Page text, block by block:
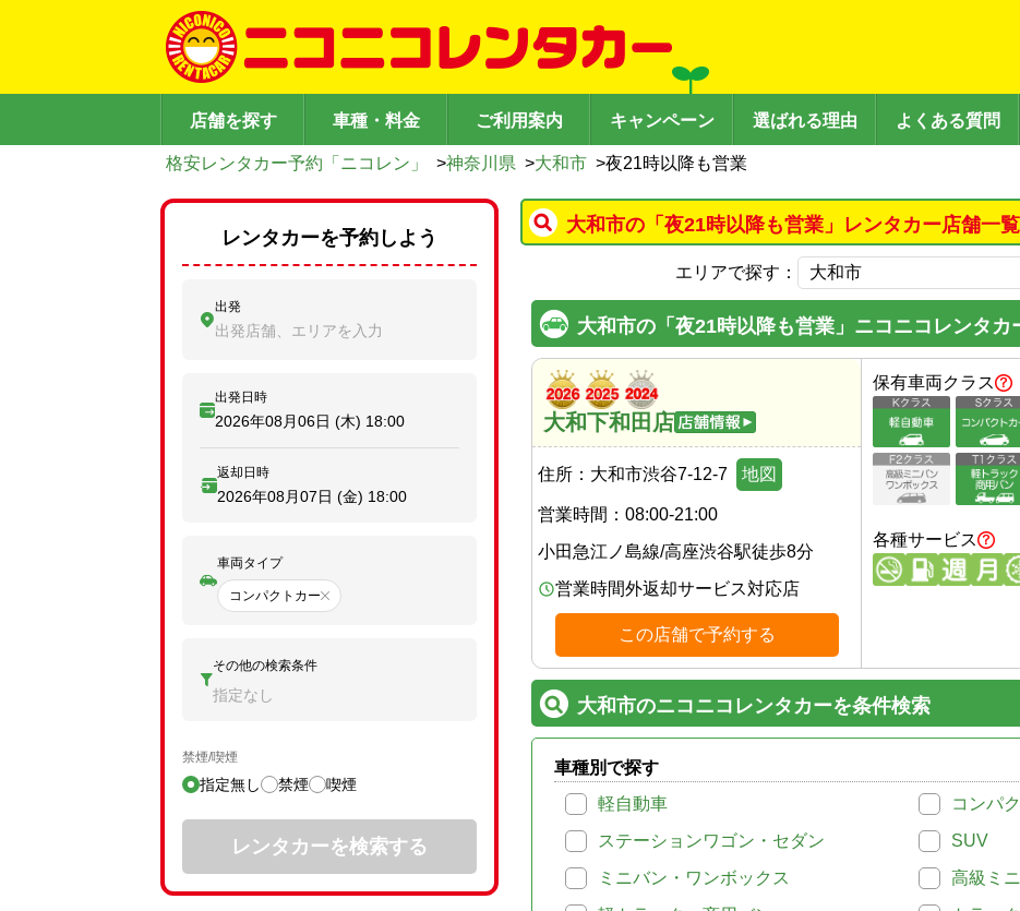
店舗を探す 車種・料金 ご利用案内 キャンペーン 選ばれる理由 よくある質問
格安レンタカー予約「ニコレン」 >神奈川県 >大和市 >夜21時以降も営業
大和市の「夜21時以降も営業」レンタカー店舗一覧
エリアで探す：
大和市の「夜21時以降も営業」ニコニコレンタカ
大和下和田店
住所： 大和市渋谷7-12-7 地図
営業時間： 08:00-21:00
小田急江ノ島線/高座渋谷駅徒歩8分
営業時間外返却サービス対応店
この店舗で予約する
保有車両クラス
各種サービス
大和市のニコニコレンタカーを条件検索
車種別で探す
軽自動車
コンパ
ステーションワゴン・セダン
SUV
ミニバン・ワンボックス
高級ミ
レンタカーを予約しよう
出発
出発店舗、エリアを入力
出発日時
2026年08月06日 (木) 18:00
返却日時
2026年08月07日 (金) 18:00
車両タイプ
コンパクトカー
その他の検索条件
指定なし
禁煙/喫煙
指定無し 禁煙 喫煙
レンタカーを検索する